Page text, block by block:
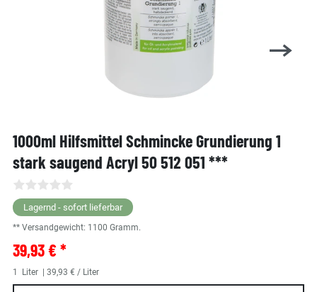
1000ml Hilfsmittel Schmincke Grundierung 1
stark saugend Acryl 50 512 051 ***
Lagernd - sofort lieferbar
** Versandgewicht: 1100 Gramm.
39,93 € *
1 Liter | 39,93 € / Liter